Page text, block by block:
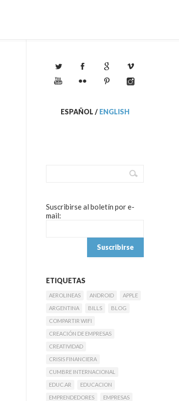
ESPAÑOL / ENGLISH
Suscribirse al boletín por e-
mail:
ETIQUETAS
AEROLINEAS ANDROID
APPLE
ARGENTINA
BILLS
BLOG
COMPARTIR WIFI
CREACIÓN DE EMPRESAS
CREATIVIDAD
CRISIS FINANCIERA
CUMBRE INTERNACIONAL
EDUC.AR
EDUCACION
EMPRENDEDORES
EMPRESAS